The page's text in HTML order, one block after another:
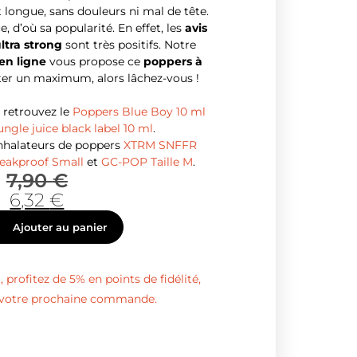
longue, sans douleurs ni mal de tête.
d’où sa popularité. En effet, lesavis
strong sont très positifs. Notre
ligne vous propose ce poppers à
un maximum, alors lâchez-vous !
le Poppers Blue Boy 10 ml
juice black label 10 ml.
de poppers XTRM SNFFR
Small et GC-POP Taille M.
7,90€
6,32€
Ajouter au panier
profitez de 5% en points de fidélité,
prochaine commande.